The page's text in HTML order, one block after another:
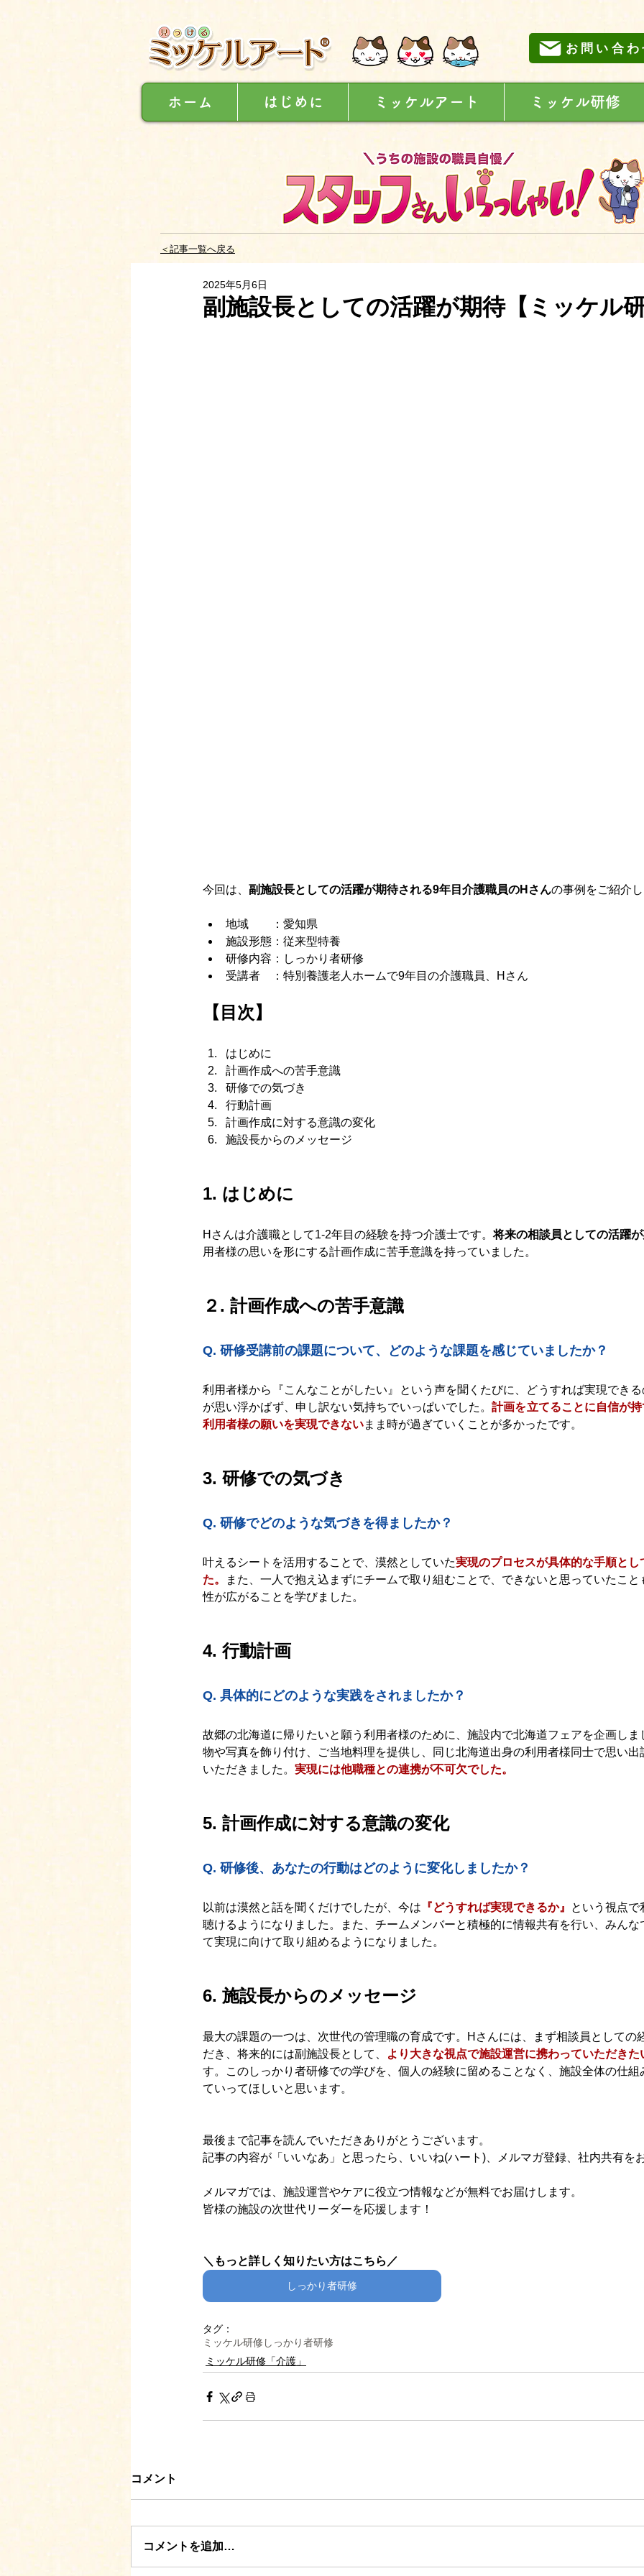
お問い合
ホーム はじめに ミッケルアート ミッケル研修
＜記事一覧へ戻る
副施設長としての活躍が期待【ミッケル
2025年5月6日
今回は、 副施設長としての活躍が期待される9年目介護職員のHさんの事例をご紹介
地域　　：愛知県
施設形態：従来型特養
研修内容：しっかり者研修
受講者　：特別養護老人ホームで9年目の介護職員、Hさん
【目次】
はじめに
計画作成への苦手意識
研修での気づき
行動計画
計画作成に対する意識の変化
施設長からのメッセージ
1. はじめに
Hさんは介護職として1-2年目の経験を持つ介護士です。将来の相談員としての活躍
用者様の思いを形にする計画作成に苦手意識を持っていました。
２. 計画作成への苦手意識
Q. 研修受講前の課題について、どのような課題を感じていましたか？
利用者様から『こんなことがしたい』という声を聞くたびに、どうすれば実現でき
が思い浮かばず、申し訳ない気持ちでいっぱいでした。計画を立てることに自信が
利用者様の願いを実現できないまま時が過ぎていくことが多かったです。
3. 研修での気づき
Q. 研修でどのような気づきを得ましたか？
叶えるシートを活用することで、漠然としていた実現のプロセスが具体的な手順とし
た。
また、一人で抱え込まずにチームで取り組むことで、できないと思っていたこ
性が広がることを学びました。
4. 行動計画
Q. 具体的にどのような実践をされましたか？
故郷の北海道に帰りたいと願う利用者様のために、施設内で北海道フェアを企画しま
物や写真を飾り付け、ご当地料理を提供し、同じ北海道出身の利用者様同士で思い出
いただきました。 実現には他職種との連携が不可欠でした。
5. 計画作成に対する意識の変化
Q. 研修後、あなたの行動はどのように変化しましたか？
以前は漠然と話を聞くだけでしたが、今は 『どうすれば実現できるか』
という視点で
聴けるようになりました。また、チームメンバーと積極的に情報共有を行い、みんな
て実現に向けて取り組めるようになりました。
6. 施設長からのメッセージ
最大の課題の一つは、次世代の管理職の育成です。Hさんには、まず相談員としての
だき、将来的には副施設長として、
より大きな視点で施設運営に携わっていただきた
す。このしっかり者研修での学びを、個人の経験に留めることなく、施設全体の仕組
ていってほしいと思います。
最後まで記事を読んでいただきありがとうございます。
記事の内容が「いいなあ」と思ったら、いいね(ハート)、メルマガ登録、社内共有を
メルマガでは、施設運営やケアに役立つ情報などが無料でお届けします。
皆様の施設の次世代リーダーを応援します！
＼もっと詳しく知りたい方はこちら／
しっかり者研修
タグ：
ミッケル研修 しっかり者研修
ミッケル研修「介護」
コメント
コメントを追加…